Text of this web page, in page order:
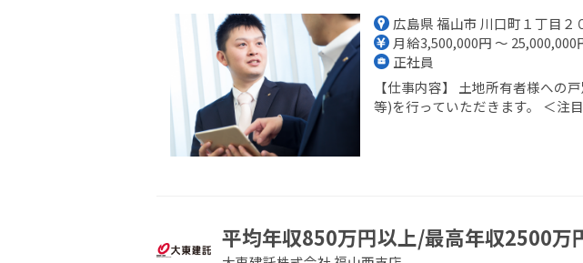
広島県 福山市 川口町１丁目
月給3,500,000円 ～ 25,000,000
正社員
【仕事内容】 土地所有者様への
等)を行っていただきます。 ＜注
平均年収850万円以上/最高年収2500万